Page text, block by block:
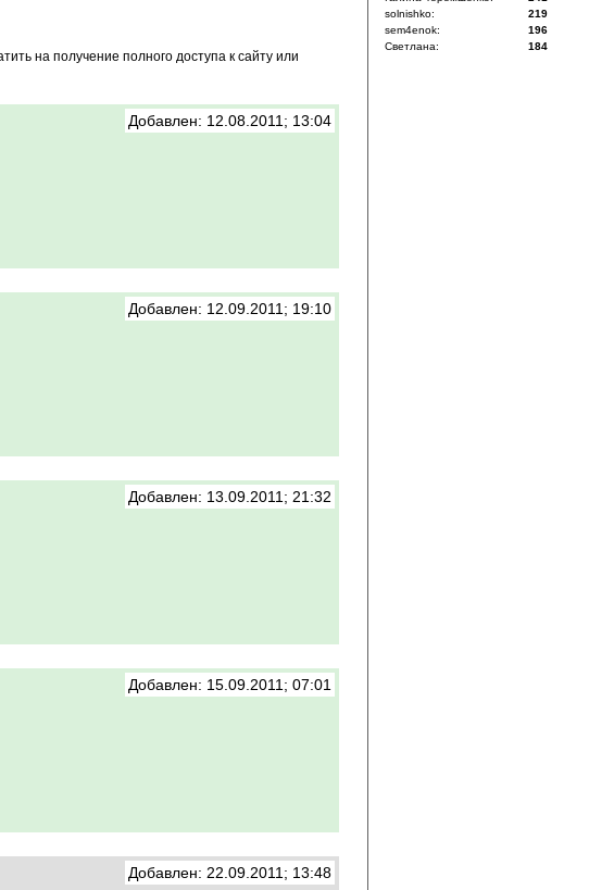
на получение полного доступа к сайту или
Добавлен: 12.08.2011; 13:04
Добавлен: 12.09.2011; 19:10
Добавлен: 13.09.2011; 21:32
Добавлен: 15.09.2011; 07:01
Добавлен: 22.09.2011; 13:48
solnishko:
219
sem4enok:
196
Светлана:
184